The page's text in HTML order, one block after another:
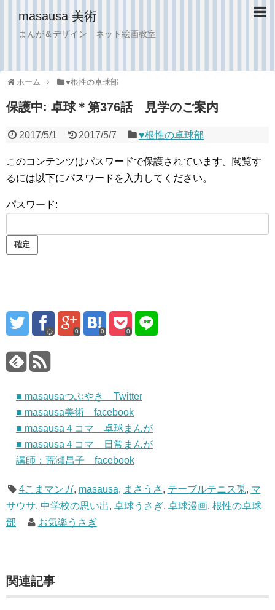
masausa 美術
まんが＆デザイン ネット絵画教室
ホーム ♥︎根性の卓球部
保護中: 卓球＊第376話 見学のご案内
2017/5/1 2017/5/7 ♥︎根性の卓球部
このコンテンツはパスワードで保護されています。閲覧す
るには以下にパスワードを入力してください。
パスワード:
0 0 0
■ masausaつぶやき Twitter
■ masausa美術 facebook
■ masausa４コマ 卓球まんが
■ masausa４コマ 日常まんが
講師：荒瀬昌子 facebook
4こまマンガ, masausa, まさうさ , テーブルテニス兎, マ
サウサ, 中学校の思い出, 卓球うさぎ, 卓球漫画, 根性の卓球
部
お気楽うさぎ
関連記事